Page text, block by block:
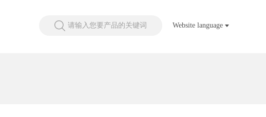
请输入您要产品的关键词 Website language